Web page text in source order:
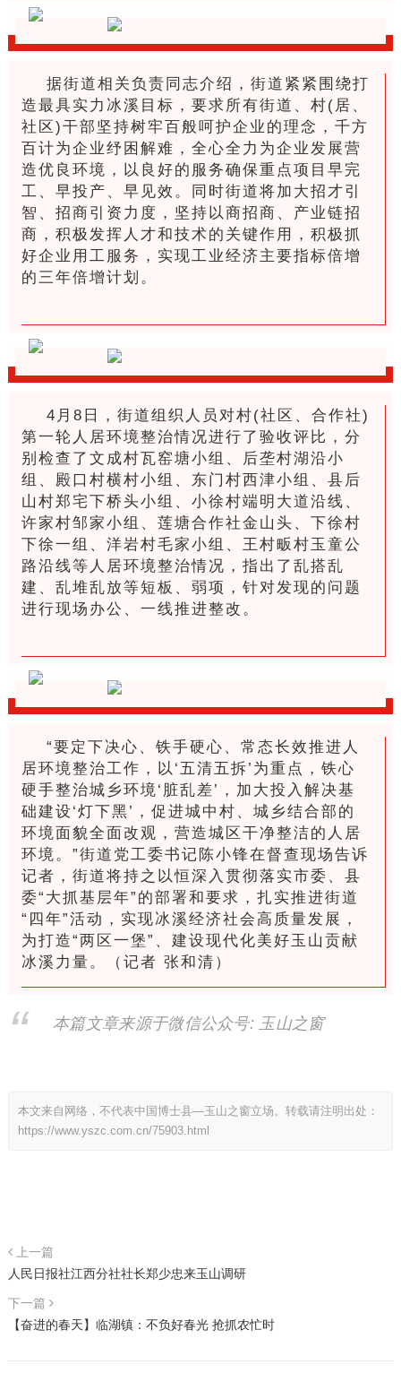
据街道相关负责同志介绍，街道紧紧围绕打
造最具实力冰溪目标，要求所有街道、村(居、
社区)干部坚持树牢百般呵护企业的理念，千方
百计为企业纾困解难，全心全力为企业发展营
造优良环境，以良好的服务确保重点项目早完
工、早投产、早见效。同时街道将加大招才引
智、招商引资力度，坚持以商招商、产业链招
商，积极发挥人才和技术的关键作用，积极抓
好企业用工服务，实现工业经济主要指标倍增
的三年倍增计划。
4月8日，街道组织人员对村(社区、合作社)
第一轮人居环境整治情况进行了验收评比，分
别检查了文成村瓦窑塘小组、后垄村湖沿小
组、殿口村横村小组、东门村西津小组、县后
山村郑宅下桥头小组、小徐村端明大道沿线、
许家村邹家小组、莲塘合作社金山头、下徐村
下徐一组、洋岩村毛家小组、王村畈村玉童公
路沿线等人居环境整治情况，指出了乱搭乱
建、乱堆乱放等短板、弱项，针对发现的问题
进行现场办公、一线推进整改。
“要定下决心、铁手硬心、常态长效推进人
居环境整治工作，以‘五清五拆’为重点，铁心
硬手整治城乡环境‘脏乱差’，加大投入解决基
础建设‘灯下黑’，促进城中村、城乡结合部的
环境面貌全面改观，营造城区干净整洁的人居
环境。”街道党工委书记陈小锋在督查现场告诉
记者，街道将持之以恒深入贯彻落实市委、县
委“大抓基层年”的部署和要求，扎实推进街道
“四年”活动，实现冰溪经济社会高质量发展，
为打造“两区一堡”、建设现代化美好玉山贡献
冰溪力量。（记者 张和清）
本篇文章来源于微信公众号: 玉山之窗
本文来自网络，不代表中国博士县—玉山之窗立场。转载请注明出处：
https://www.yszc.com.cn/75903.html
上一篇
人民日报社江西分社社长郑少忠来玉山调研
下一篇
【奋进的春天】临湖镇：不负好春光 抢抓农忙时